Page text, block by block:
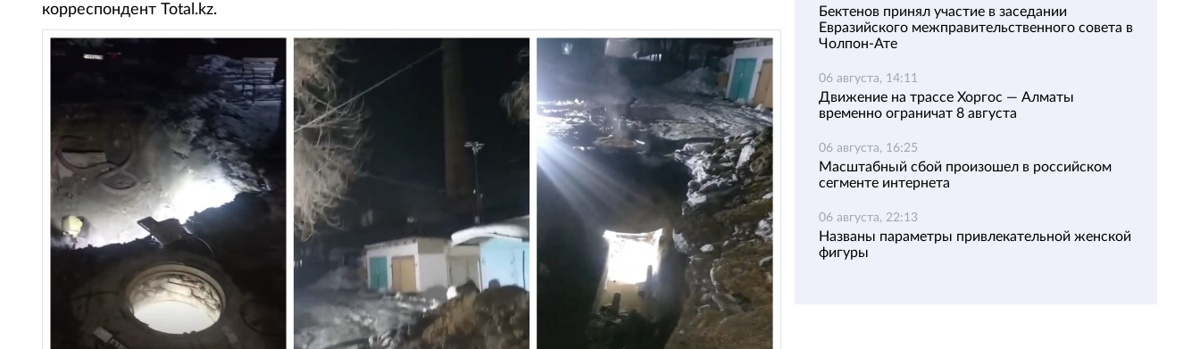
корреспондент Total.kz.
Бектенов принял участие в заседании
Евразийского межправительственного совета в
Чолпон-Ате
06 августа, 14:11
Движение на трассе Хоргос — Алматы
временно ограничат 8 августа
06 августа, 16:25
Масштабный сбой произошел в российском
сегменте интернета
06 августа, 22:13
Названы параметры привлекательной женской
фигуры